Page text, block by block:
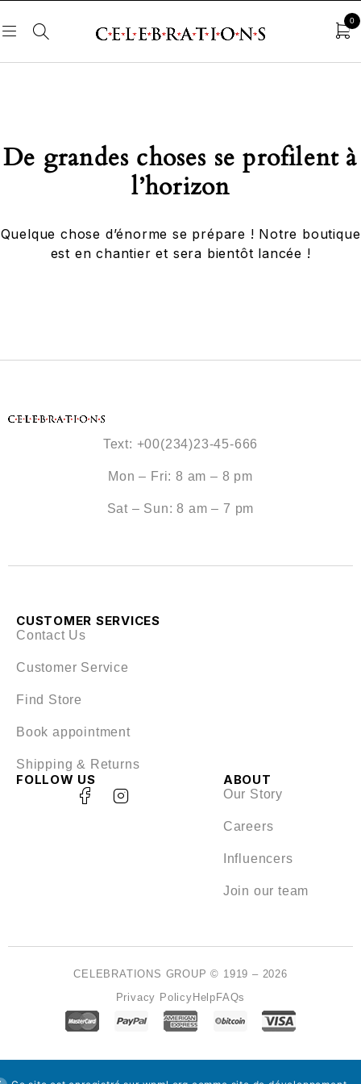
0
De grandes choses se profilent à
l’horizon
Quelque chose d’énorme se prépare ! Notre boutique
est en chantier et sera bientôt lancée !
Text: +00(234)23-45-666
Mon – Fri: 8 am – 8 pm
Sat – Sun: 8 am – 7 pm
ABOUT
Our Story
Careers
Influencers
Join our team
CUSTOMER SERVICES
Contact Us
Customer Service
Find Store
Book appointment
Shipping & Returns
FOLLOW US
Privacy PolicyHelpFAQs
CELEBRATIONS GROUP © 1919 – 2026